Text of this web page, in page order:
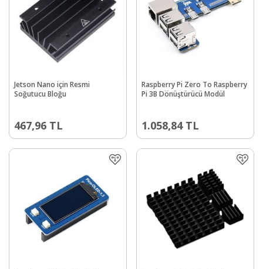
Jetson Nano için Resmi
Soğutucu Bloğu
467,96 TL
Raspberry Pi Zero To Raspberry
Pi 3B Dönüştürücü Modül
1.058,84TL